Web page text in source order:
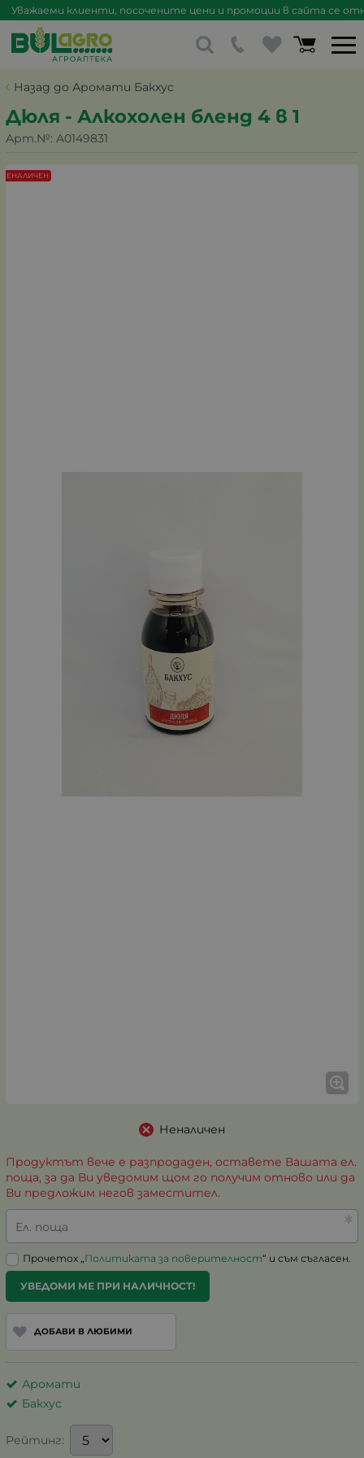
Уважаеми клиенти, посочените цени и промоции в сайта се
Назад до Аромати Бакхус
Дюля - Алкохолен бленд 4 в 1
Арт.№: A0149831
НЕНАЛИЧЕН
Неналичен
Продуктът вече е разпродаден, оставете Вашата ел.
поща, за да Ви уведомим щом го получим отново или да
Ви предложим негов заместител.
Ел. поща
Прочетох „Политиката за поверителност“ и съм съгласен.
УВЕДОМИ МЕ ПРИ НАЛИЧНОСТ!
ДОБАВИ В ЛЮБИМИ
Аромати
Бакхус
Рейтинг: